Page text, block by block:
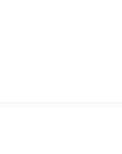
含以上)免運費